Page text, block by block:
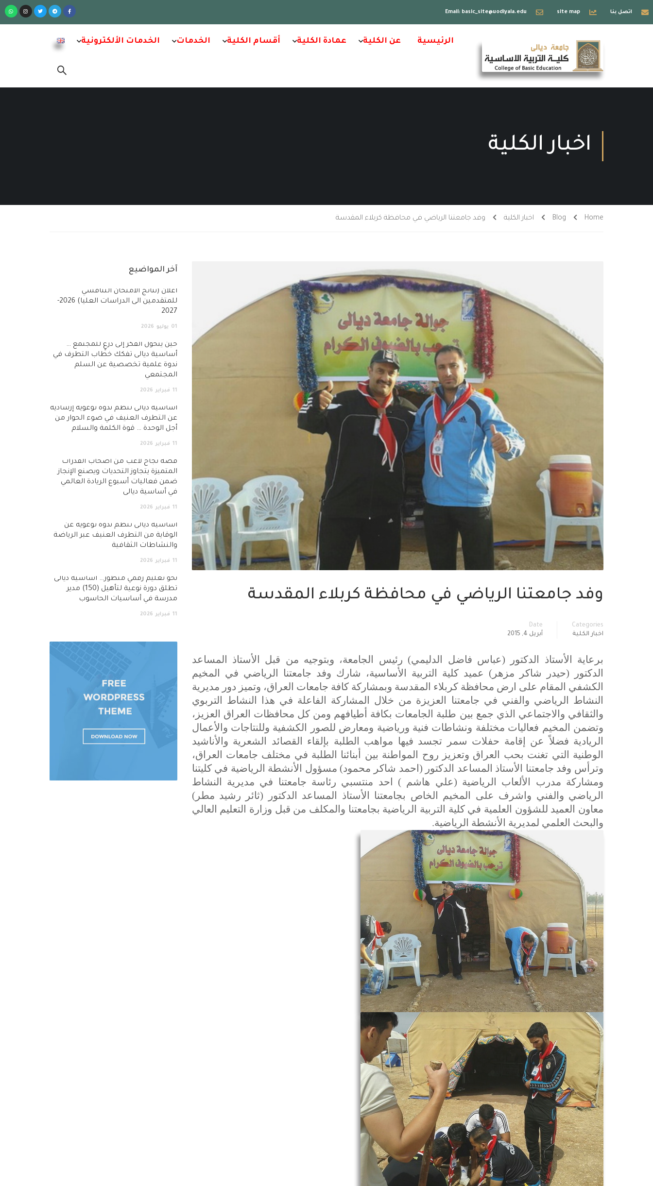
اتصل بنا site map
Email: basic_site@uodiyala.edu
الرئيسية عن الكلية عمادة الكلية أقسام الكلية الخدمات الخدمات الألكترونية
اخبار الكلية
Home
Blog اخبار الكلية وفد جامعتنا الرياضي في محافظة كربلاء المقدسة
وفد جامعتنا الرياضي في محافظة كربلاء المقدسة
Categories
اخبار الكلية
Date
أبريل 4, 2015
برعاية الأستاذ الدكتور (عباس فاضل الدليمي) رئيس الجامعة، وبتوجيه من قبل الأستاذ المساعد
الدكتور (حيدر شاكر مزهر) عميد كلية التربية الأساسية، شارك وفد جامعتنا الرياضي في المخيم
الكشفي المقام على ارض محافظة كربلاء المقدسة وبمشاركة كافة جامعات العراق، وتميز دور مديرية
النشاط الرياضي والفني في جامعتنا العزيزة من خلال المشاركة الفاعلة في هذا النشاط التربوي
والثقافي والاجتماعي الذي جمع بين طلبة الجامعات بكافة أطيافهم ومن كل محافظات العراق العزيز،
وتضمن المخيم فعاليات مختلفة ونشاطات فنية ورياضية ومعارض للصور الكشفية وللنتاجات والأعمال
الريادية فضلاً عن إقامة حفلات سمر تجسد فيها مواهب الطلبة بإلقاء القصائد الشعرية والأناشيد
الوطنية التي تغنت بحب العراق وتعزيز روح المواطنة بين أبنائنا الطلبة في مختلف جامعات العراق،
وترأس وفد جامعتنا الأستاذ المساعد الدكتور (احمد شاكر محمود) مسؤول الأنشطة الرياضية في كليتنا
ومشاركة مدرب الألعاب الرياضية (علي هاشم ) احد منتسبي رئاسة جامعتنا في مديرية النشاط
الرياضي والفني واشرف على المخيم الخاص بجامعتنا الأستاذ المساعد الدكتور (ثائر رشيد مطر)
معاون العميد للشؤون العلمية في كلية التربية الرياضية بجامعتنا والمكلف من قبل وزارة التعليم العالي
والبحث العلمي لمديرية الأنشطة الرياضية.
آخر المواضيع
أعلان (نتائج الامتحان التنافسي
للمتقدمين الى الدراسات العليا) 2026-
2027
01 يوليو 2026
حين يتحول الفكر إلى درعٍ للمجتمع …
أساسية ديالى تفكك خطاب التطرف في
ندوة علمية تخصصية عن السلم
المجتمعي
11 فبراير 2026
أساسية ديالى تنظم ندوة توعوية إرشادية
عن التطرف العنيف في ضوء الحوار من
أجل الوحدة … قوة الكلمة والسلام
11 فبراير 2026
قصة نجاح لاعب من أصحاب القدرات
المتميزة يتجاوز التحديات ويصنع الإنجاز
ضمن فعاليات أسبوع الريادة العالمي
في أساسية ديالى
11 فبراير 2026
أساسية ديالى تنظم ندوة توعوية عن
الوقاية من التطرف العنيف عبر الرياضة
والنشاطات الثقافية
11 فبراير 2026
نحو تعليم رقمي متطور… اساسية ديالى
تطلق دورة نوعية لتأهيل (150) مدير
مدرسة في أساسيات الحاسوب
11 فبراير 2026